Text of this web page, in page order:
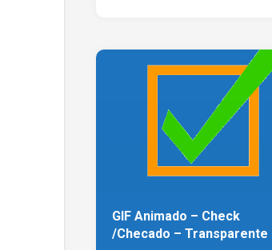
GIF Animado – Check
/Checado – Transparente